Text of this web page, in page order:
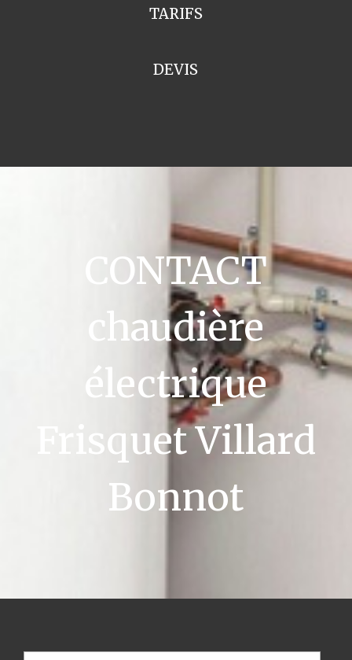
TARIFS
DEVIS
CONTACT
chaudière
électrique
Frisquet Villard
Bonnot